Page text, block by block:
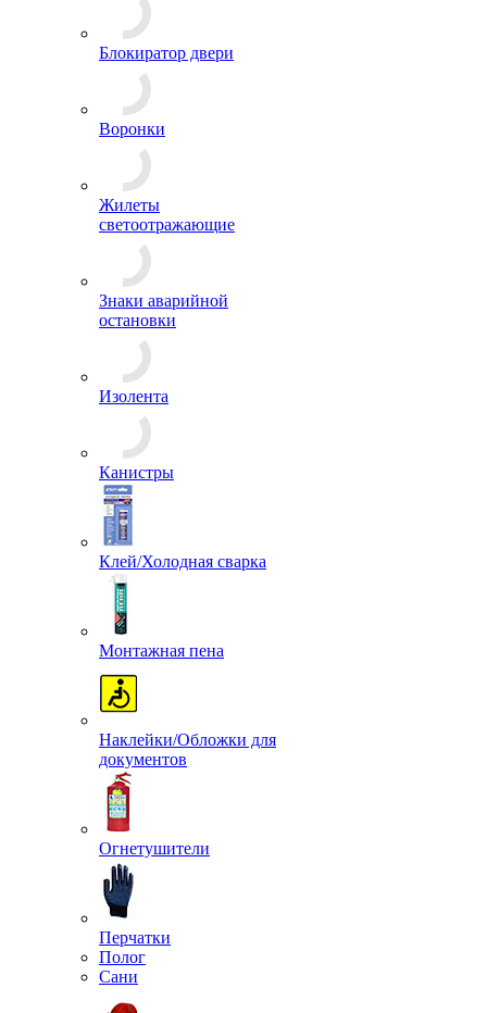
Блокиратор двери
Воронки
Жилеты
светоотражающие
Знаки аварийной
остановки
Изолента
Канистры
Клей/Холодная сварка
Монтажная пена
Наклейки/Обложки для
документов
Огнетушители